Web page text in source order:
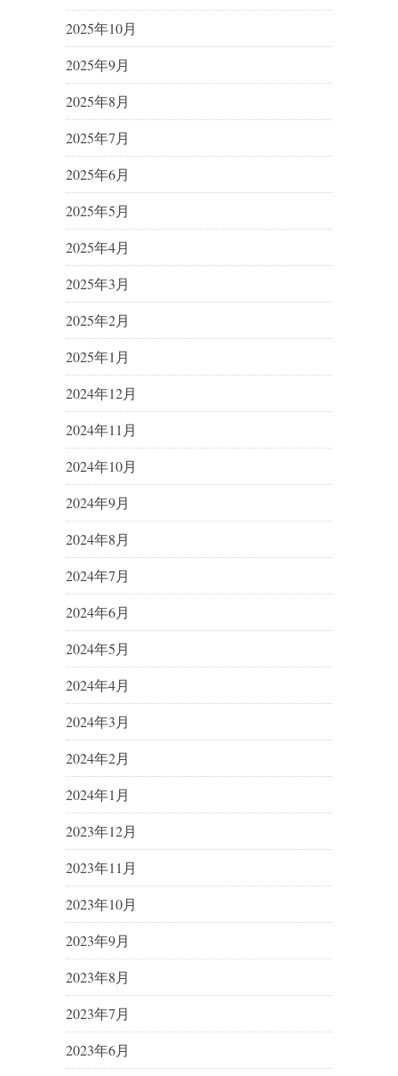
2025年10月
2025年9月
2025年8月
2025年7月
2025年6月
2025年5月
2025年4月
2025年3月
2025年2月
2025年1月
2024年12月
2024年11月
2024年10月
2024年9月
2024年8月
2024年7月
2024年6月
2024年5月
2024年4月
2024年3月
2024年2月
2024年1月
2023年12月
2023年11月
2023年10月
2023年9月
2023年8月
2023年7月
2023年6月